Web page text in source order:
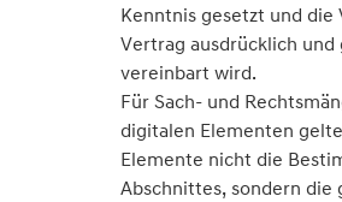
Kenntnis gesetzt und die
Vertrag ausdrücklich und
vereinbart wird.
Für Sach- und
digitalen Elementen
Elemente nicht die
Abschnittes, sondern die